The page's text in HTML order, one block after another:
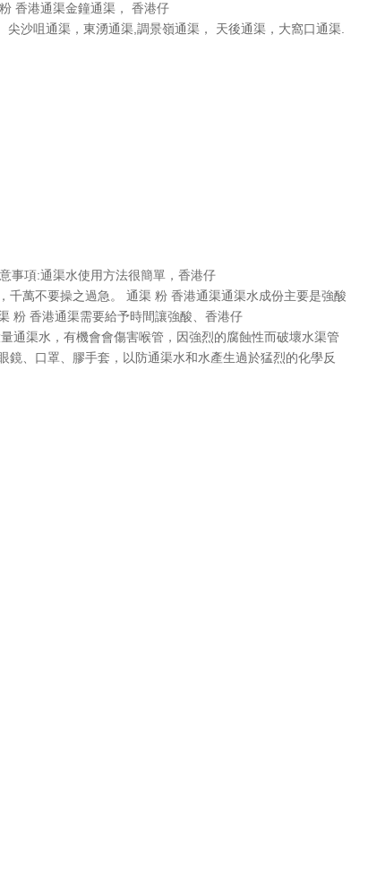
香港通渠金鐘通渠， 香港仔
沙咀通渠，東湧通渠,調景嶺通渠， 天後通渠，大窩口通渠.
事項:通渠水使用方法很簡單，香港仔
萬不要操之過急。 通渠 粉 香港通渠通渠水成份主要是強酸
粉 香港通渠需要給予時間讓強酸、香港仔
通渠水，有機會會傷害喉管，因強烈的腐蝕性而破壞水渠管
、口罩、膠手套，以防通渠水和水產生過於猛烈的化學反